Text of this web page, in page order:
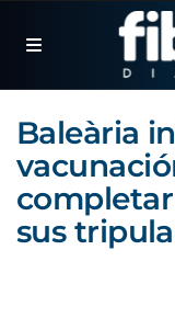
Baleària
sus